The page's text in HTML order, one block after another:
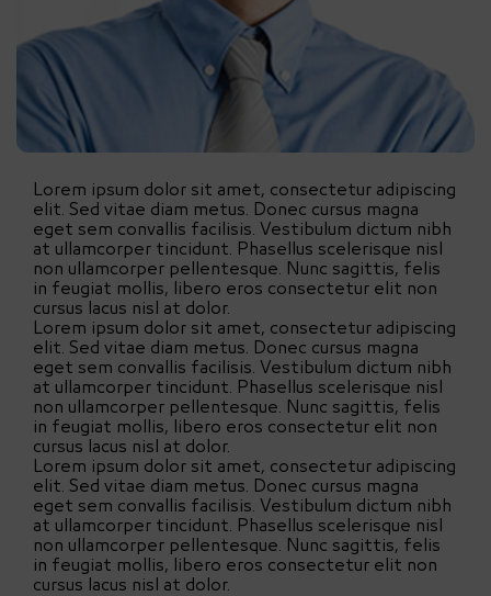
Lorem ipsum dolor sit amet, consectetur adipiscing
elit. Sed vitae diam metus. Donec cursus magna
eget sem convallis facilisis. Vestibulum dictum nibh
at ullamcorper tincidunt. Phasellus scelerisque nisl
non ullamcorper pellentesque. Nunc sagittis, felis
in feugiat mollis, libero eros consectetur elit non
cursus lacus nisl at dolor.
Lorem ipsum dolor sit amet, consectetur adipiscing
elit. Sed vitae diam metus. Donec cursus magna
eget sem convallis facilisis. Vestibulum dictum nibh
at ullamcorper tincidunt. Phasellus scelerisque nisl
non ullamcorper pellentesque. Nunc sagittis, felis
in feugiat mollis, libero eros consectetur elit non
cursus lacus nisl at dolor.
Lorem ipsum dolor sit amet, consectetur adipiscing
elit. Sed vitae diam metus. Donec cursus magna
eget sem convallis facilisis. Vestibulum dictum nibh
at ullamcorper tincidunt. Phasellus scelerisque nisl
non ullamcorper pellentesque. Nunc sagittis, felis
in feugiat mollis, libero eros consectetur elit non
cursus lacus nisl at dolor.